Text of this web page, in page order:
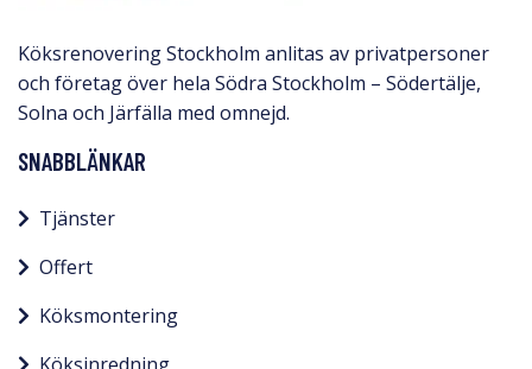
Köksrenovering Stockholm anlitas av privatpersoner
och företag över hela Södra Stockholm – Södertälje,
Solna och Järfälla med omnejd.​
SNABBLÄNKAR
Tjänster
Offert
Köksmontering